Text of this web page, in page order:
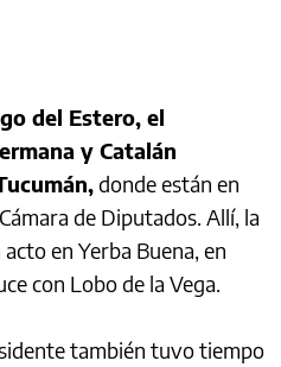
del Estero, el
y Catalán
donde están en
de Diputados. Allí, la
en Yerba Buena, en
con Lobo de la Vega.
también tuvo tiempo